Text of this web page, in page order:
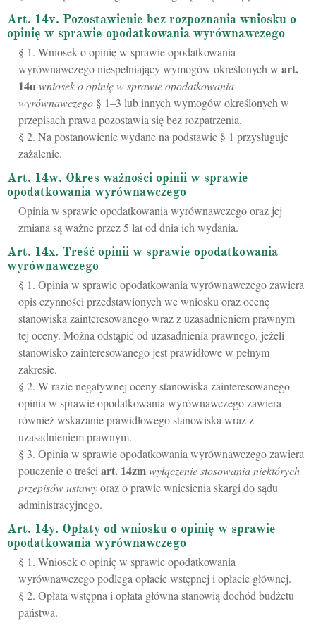
Art. 14v. Pozostawienie bez rozpoznania wniosku o
opinię w sprawie opodatkowania wyrównawczego
§ 1. Wniosek o opinię w sprawie opodatkowania
wyrównawczego niespełniający wymogów określonych w art.
14uwniosek o opinię w sprawie opodatkowania
wyrównawczego § 1–3 lub innych wymogów określonych w
przepisach prawa pozostawia się bez rozpatrzenia.
§ 2. Na postanowienie wydane na podstawie § 1 przysługuje
zażalenie.
Art. 14w. Okres ważności opinii w sprawie
opodatkowania wyrównawczego
Opinia w sprawie opodatkowania wyrównawczego oraz jej
zmiana są ważne przez 5 lat od dnia ich wydania.
Art. 14x. Treść opinii w sprawie opodatkowania
wyrównawczego
§ 1. Opinia w sprawie opodatkowania wyrównawczego zawiera
opis czynności przedstawionych we wniosku oraz ocenę
stanowiska zainteresowanego wraz z uzasadnieniem prawnym
tej oceny. Można odstąpić od uzasadnienia prawnego, jeżeli
stanowisko zainteresowanego jest prawidłowe w pełnym
zakresie.
§ 2. W razie negatywnej oceny stanowiska zainteresowanego
opinia w sprawie opodatkowania wyrównawczego zawiera
również wskazanie prawidłowego stanowiska wraz z
uzasadnieniem prawnym.
§ 3. Opinia w sprawie opodatkowania wyrównawczego zawiera
pouczenie o treści art. 14zmwyłączenie stosowania niektórych
przepisów ustawyoraz o prawie wniesienia skargi do sądu
administracyjnego.
Art. 14y. Opłaty od wniosku o opinię w sprawie
opodatkowania wyrównawczego
§ 1. Wniosek o opinię w sprawie opodatkowania
wyrównawczego podlega opłacie wstępnej i opłacie głównej.
§ 2. Opłata wstępna i opłata główna stanowią dochód budżetu
państwa.